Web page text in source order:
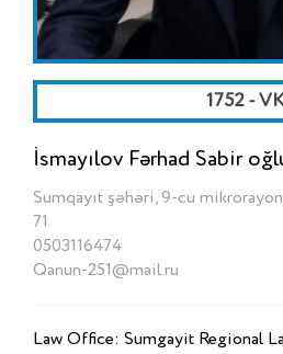
1752 -
İsmayılov Fərhad Sabir
Sumqayıt şəhəri, 9-cu
71
0503116474
Qanun-251@mail.ru
Law Office: Sumgayit Regional